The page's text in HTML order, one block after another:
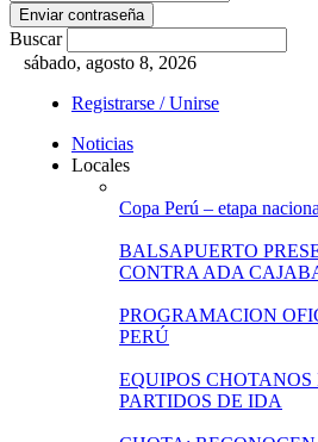
Buscar
sábado, agosto 8, 2026
Registrarse / Unirse
Noticias
Locales
Copa Perú – etapa
BALSAPUERTO
CONTRA ADA
PROGRAMACION
PERÚ
EQUIPOS
PARTIDOS DE IDA